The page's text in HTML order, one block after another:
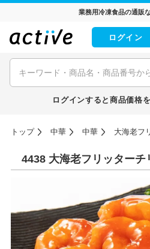
業務用冷凍食品の通販
ログイン
ログインすると商品価格
トップ 中華 中華 大海老フ
4438 大海老フリッターチ